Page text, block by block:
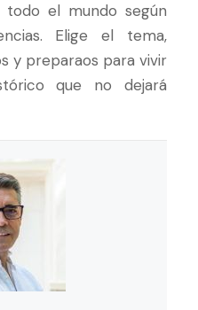
el mundo según
Elige el tema,
y preparaos para vivir
que no dejará